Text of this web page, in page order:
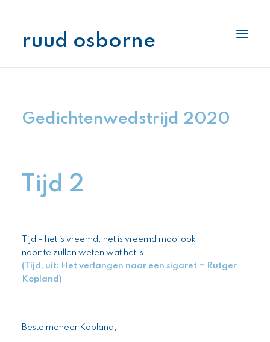
ruud osborne
boekenplank
als ik aan je denk
Gedichtenwedstrijd 2020
Tijd 2
Tijd – het is vreemd, het is vreemd mooi ook
nooit te zullen weten wat het is
(Tijd, uit: Het verlangen naar een sigaret ~ Rutger
Kopland)
Beste meneer Kopland,